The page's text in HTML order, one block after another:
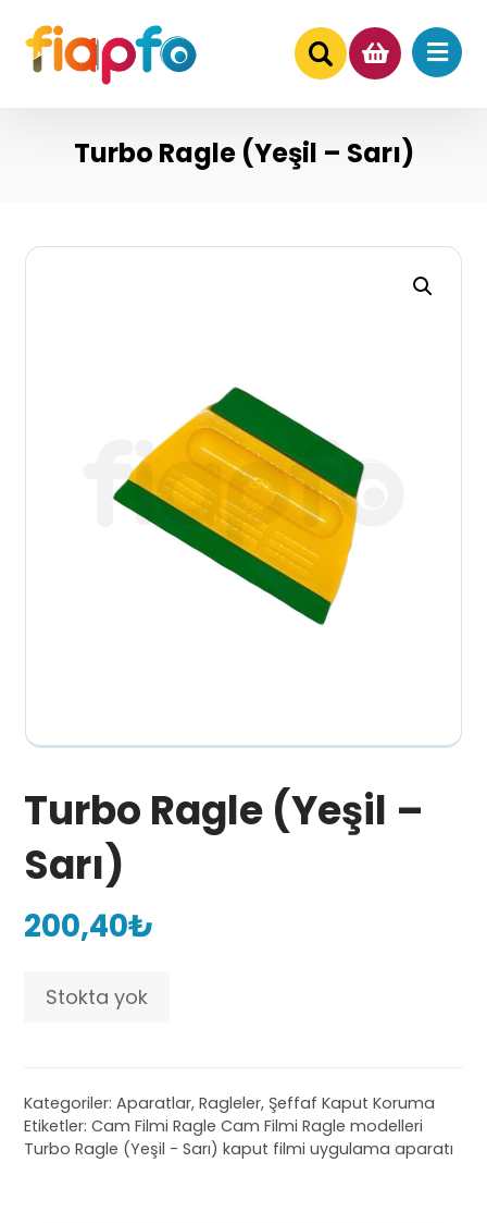
Turbo Ragle (Yeşil – Sarı)
Turbo Ragle (Yeşil –
Sarı)
200,40₺
Stokta yok
Kategoriler:Aparatlar,Ragleler, Şeffaf Kaput Koruma
Etiketler:Cam Filmi Ragle Cam Filmi Ragle modelleri
Turbo Ragle (Yeşil - Sarı) kaput filmi uygulama aparatı